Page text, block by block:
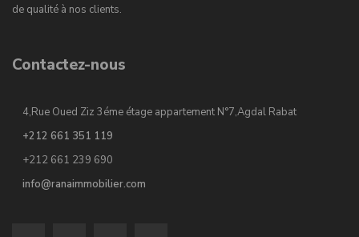
de qualité à nos clients.
Contactez-nous
4,Rue Oued Ziz 3éme étage appartement N°7,Agdal Rabat
+212 661 351 119
+212 661 239 690
info@ranaimmobilier.com